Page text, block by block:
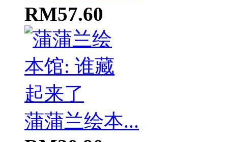
RM57.60
蒲蒲兰绘本...